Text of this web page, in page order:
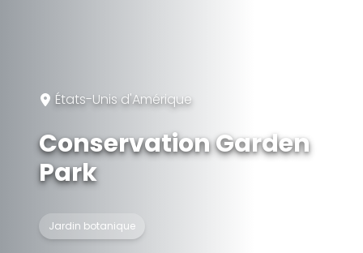
États-Unis d'Amérique
Conservation Garden
Park
Jardin botanique